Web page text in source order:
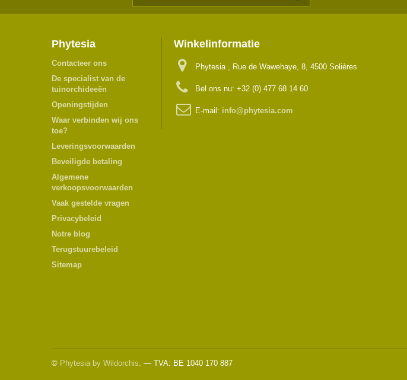
Phytesia
Contacteer ons
De specialist van de
tuinorchideeën
Openingstijden
Waar verbinden wij ons
toe?
Leveringsvoorwaarden
Beveiligde betaling
Algemene
verkoopsvoorwaarden
Vaak gestelde vragen
Privacybeleid
Notre blog
Terugstuurebeleid
Sitemap
© Phytesia by Wildorchis. — TVA: BE 1040 170 887
Winkelinformatie
Phytesia , Rue de Wawehaye, 8, 4500 Solières
Bel ons nu: +32 (0) 477 68 14 60
E-mail: info@phytesia.com